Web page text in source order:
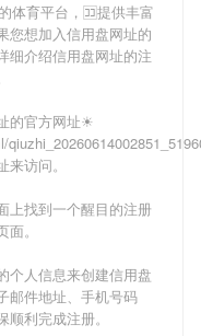
体育平台，🈁提供丰富
您想加入信用盘网址的
细介绍信用盘网址的注
的官方网址☀
访问。
上找到一个醒目的注册
。
个人信息来创建信用盘
邮件地址、手机号码
利完成注册。